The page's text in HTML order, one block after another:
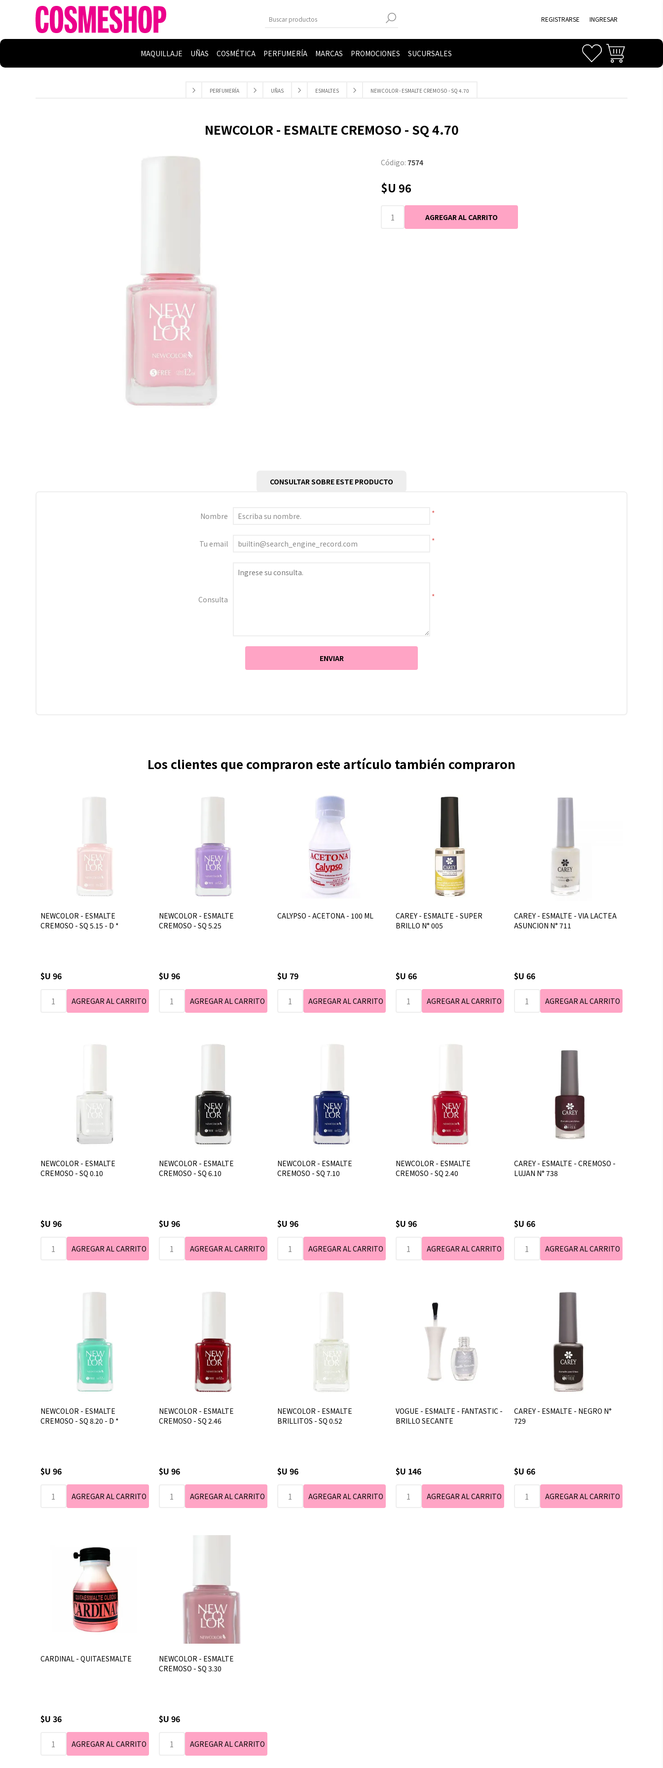
REGISTRARSE INGRESAR
MAQUILLAJE UÑAS COSMÉTICA PERFUMERÍA MARCAS PROMOCIONES SUCURSALES
PERFUMERÍA UÑAS ESMALTES NEWCOLOR - ESMALTE CREMOSO - SQ 4.70
NEWCOLOR - ESMALTE CREMOSO - SQ 4.70
Código: 7574
$U 96
CONSULTAR SOBRE ESTE PRODUCTO
Nombre *
Tu email *
Consulta *
Los clientes que compraron este artículo también compraron
NEWCOLOR - ESMALTE
CREMOSO - SQ 5.15 - D *
$U 96
NEWCOLOR - ESMALTE
CREMOSO - SQ 5.25
$U 96
CALYPSO - ACETONA - 100 ML
$U 79
CAREY - ESMALTE - SUPER
BRILLO N° 005
$U 66
CAREY - ESMALTE - VIA LACTEA
ASUNCION N° 711
$U 66
NEWCOLOR - ESMALTE
CREMOSO - SQ 0.10
$U 96
NEWCOLOR - ESMALTE
CREMOSO - SQ 6.10
$U 96
NEWCOLOR - ESMALTE
CREMOSO - SQ 7.10
$U 96
NEWCOLOR - ESMALTE
CREMOSO - SQ 2.40
$U 96
CAREY - ESMALTE - CREMOSO -
LUJAN N° 738
$U 66
NEWCOLOR - ESMALTE
CREMOSO - SQ 8.20 - D *
$U 96
NEWCOLOR - ESMALTE
CREMOSO - SQ 2.46
$U 96
NEWCOLOR - ESMALTE
BRILLITOS - SQ 0.52
$U 96
VOGUE - ESMALTE - FANTASTIC -
BRILLO SECANTE
$U 146
CAREY - ESMALTE - NEGRO N°
729
$U 66
CARDINAL - QUITAESMALTE
$U 36
NEWCOLOR - ESMALTE
CREMOSO - SQ 3.30
$U 96